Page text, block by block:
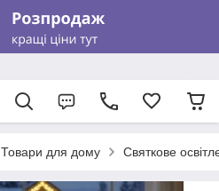
Товари для дому Святкове